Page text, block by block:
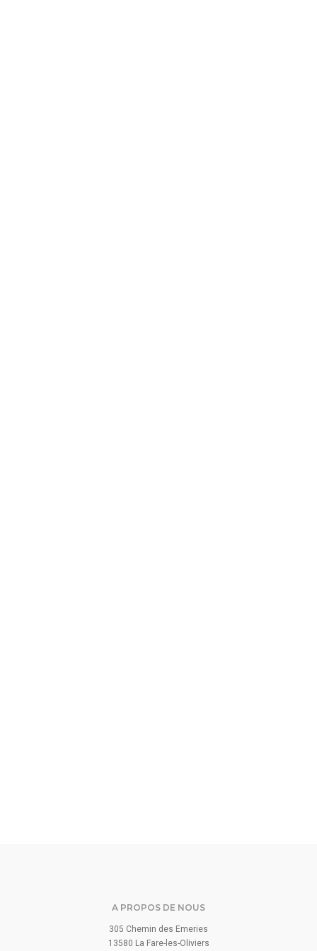
A PROPOS DE NOUS
305 Chemin des Emeries
13580 La Fare-les-Oliviers